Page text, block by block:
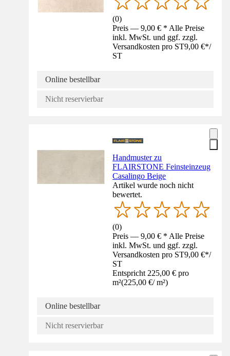
(0)
Preis — 9,00 € * Alle Preise
inkl. MwSt. und ggf. zzgl.
Versandkosten pro ST9,00 €*/
ST
Online bestellbar
Nicht reservierbar
Handmuster zu
FLAIRSTONE Feinsteinzeug
Casalingo Beige
Artikel wurde noch nicht
bewertet.
(0)
Preis — 9,00 € * Alle Preise
inkl. MwSt. und ggf. zzgl.
Versandkosten pro ST9,00 €*/
ST
Entspricht 225,00 € pro
m²(225,00 €/ m²)
Online bestellbar
Nicht reservierbar